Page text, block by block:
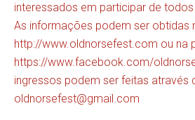
interessados em participar de
As informações podem ser obtidas
http://www.oldnorsefest.com ou na
https://www.facebook.com/
ingressos podem ser feitas através
oldnorsefest@gmail.com